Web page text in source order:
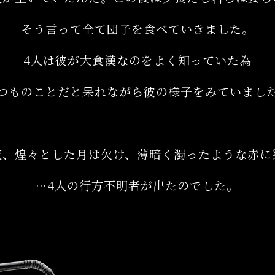
そう言って全て団子を食べていきました。
4人は彼が大食漢なのをよく知っていた為
ものことだと呆れながら彼の様子をみていました
煌々とした月は欠け、薄暗く濁ったような赤に
…4人の行方不明者が出たのでした。